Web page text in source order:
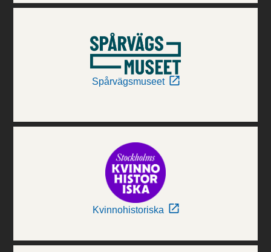
Spårvägsmuseet
Kvinnohistoriska